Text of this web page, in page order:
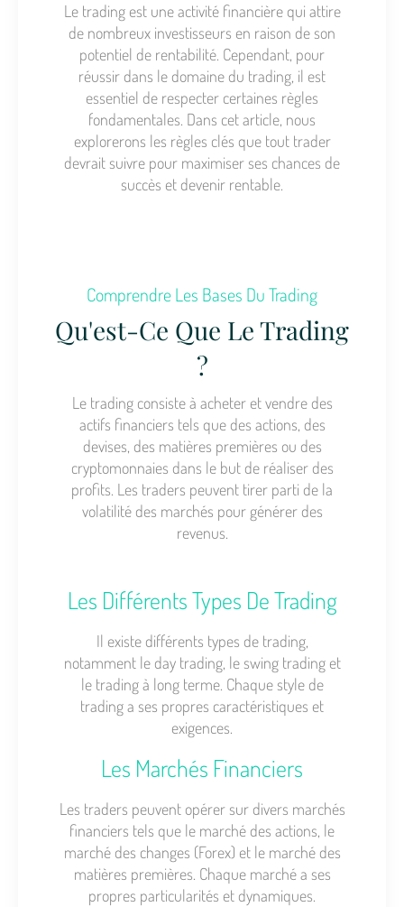
Le trading est une activité financière qui attire
de nombreux investisseurs en raison de son
potentiel de rentabilité. Cependant, pour
réussir dans le domaine du trading, il est
essentiel de respecter certaines règles
fondamentales. Dans cet article, nous
explorerons les règles clés que tout trader
devrait suivre pour maximiser ses chances de
succès et devenir rentable.
Comprendre Les Bases Du Trading
Qu'est-Ce Que Le Trading
?
Le trading consiste à acheter et vendre des
actifs financiers tels que des actions, des
devises, des matières premières ou des
cryptomonnaies dans le but de réaliser des
profits. Les traders peuvent tirer parti de la
volatilité des marchés pour générer des
revenus.
Les Différents Types De Trading
Il existe différents types de trading,
notamment le day trading, le swing trading et
le trading à long terme. Chaque style de
trading a ses propres caractéristiques et
exigences.
Les Marchés Financiers
Les traders peuvent opérer sur divers marchés
financiers tels que le marché des actions, le
marché des changes (Forex) et le marché des
matières premières. Chaque marché a ses
propres particularités et dynamiques.